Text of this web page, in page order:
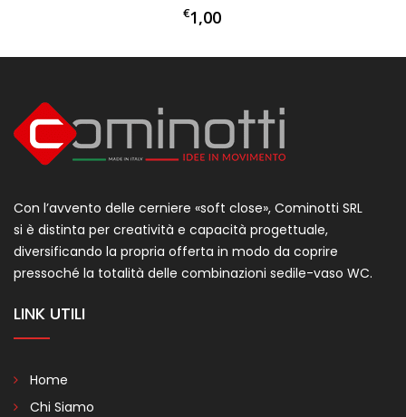
€1,00
Con l’avvento delle cerniere «soft close», Cominotti SRL
si è distinta per creatività e capacità progettuale,
diversificando la propria offerta in modo da coprire
pressoché la totalità delle combinazioni sedile-vaso WC.
LINK UTILI
Home
Chi Siamo